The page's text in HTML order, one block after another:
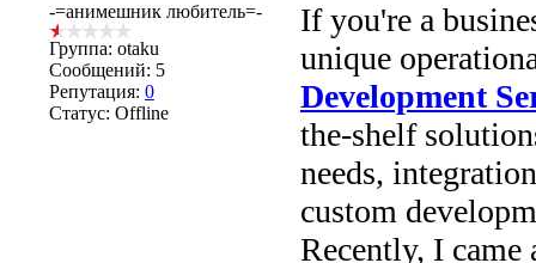
-=анимешник любитель=-
Группа: otaku
Сообщений: 5
Репутация: 0
Статус: Offline
If you're a
unique
Development
the-shelf
needs,
custom
Recently, I came